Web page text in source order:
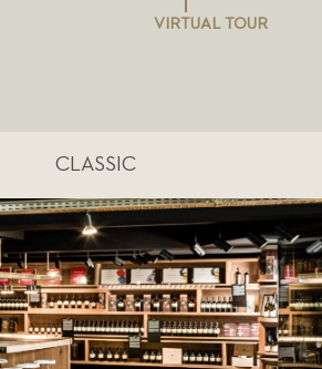
VIRTUAL TOUR
CLASSIC